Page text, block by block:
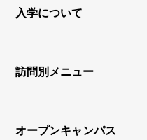
入学について
訪問別メニュー
オープンキャンパス